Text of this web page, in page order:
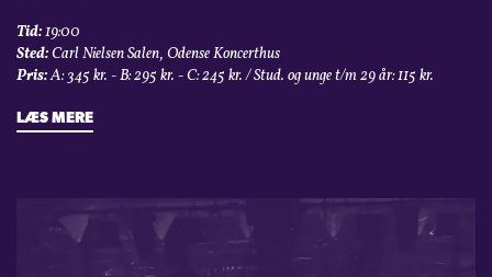
Tid:19:00
Sted:Carl Nielsen Salen, Odense Koncerthus
Pris:A: 345 kr. - B: 295 kr. - C: 245 kr. / Stud. og unge t/m 29 år: 115 kr.
LÆS MERE